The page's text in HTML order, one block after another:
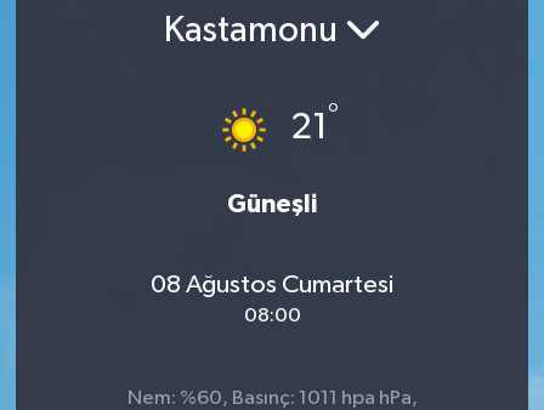
Kastamonu
21 °
Güneşli
08 Ağustos Cumartesi
08:00
Nem: %60, Basınç: 1011 hpa hPa,
RESMİ İLAN